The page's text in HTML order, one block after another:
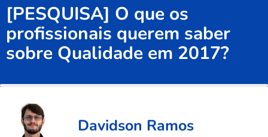
[PESQUISA] O que os
profissionais querem saber
sobre Qualidade em 2017?
Davidson Ramos